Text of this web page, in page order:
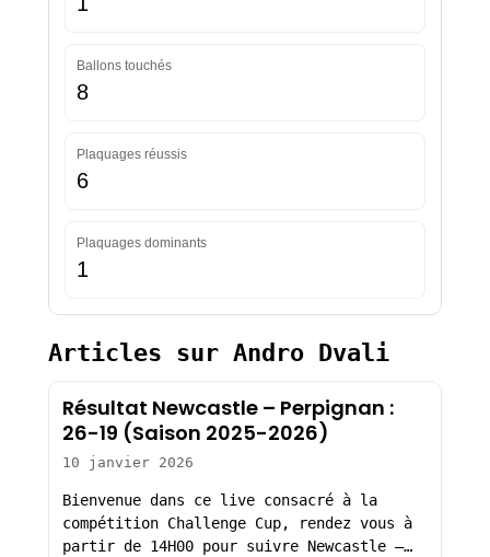
Ballons touchés
8
Plaquages réussis
6
Plaquages dominants
1
Articles sur Andro Dvali
Résultat Newcastle – Perpignan :
26-19 (Saison 2025-2026)
10 janvier 2026
Bienvenue dans ce live consacré à la
compétition Challenge Cup, rendez vous à
partir de 14H00 pour suivre Newcastle –…